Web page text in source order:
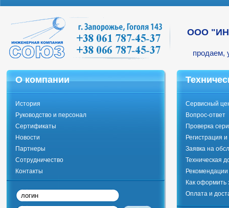
ООО
продаем,
О компании
История
Руководство и персонал
Сертификаты
Новости
Партнеры
Сотрудничество
Контакты
Сервисный
Вопрос-ответ
Проверка
Регистрация
Заявка на
Техническая
Как оформить
Оплата и